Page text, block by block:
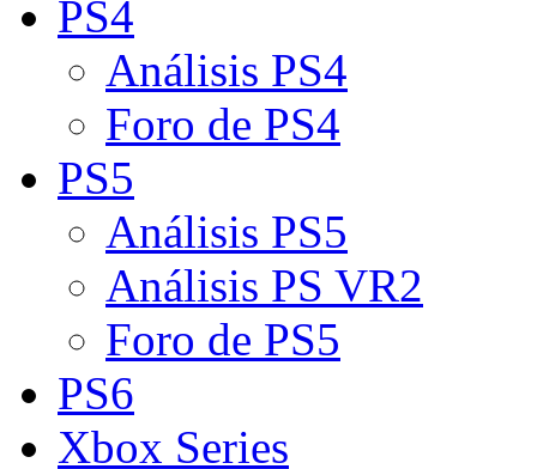
PS4
Análisis PS4
Foro de PS4
PS5
Análisis PS5
Análisis PS VR2
Foro de PS5
PS6
Xbox Series